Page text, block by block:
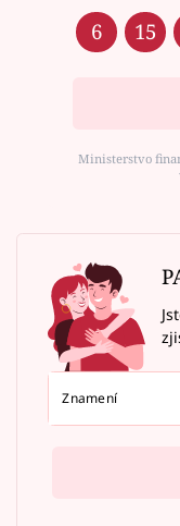
6 15
Ministerstvo